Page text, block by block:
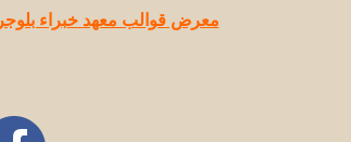
معرض قوالب معهد خبراء بلوجر